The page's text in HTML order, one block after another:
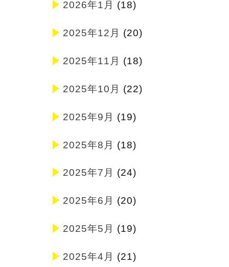
2026年1月 (18)
2025年12月 (20)
2025年11月 (18)
2025年10月 (22)
2025年9月 (19)
2025年8月 (18)
2025年7月 (24)
2025年6月 (20)
2025年5月 (19)
2025年4月 (21)